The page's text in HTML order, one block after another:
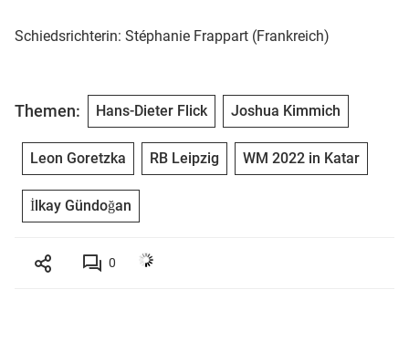
Schiedsrichterin: Stéphanie Frappart (Frankreich)
Themen: Hans-Dieter Flick Joshua Kimmich
Leon Goretzka RB Leipzig WM 2022 in Katar
İlkay Gündoğan
0